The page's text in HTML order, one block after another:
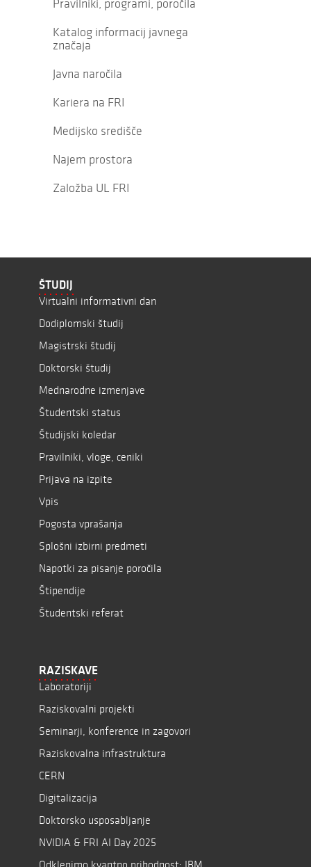
Pravilniki, programi, poročila
Katalog informacij javnega
značaja
Javna naročila
Kariera na FRI
Medijsko središče
Najem prostora
Založba UL FRI
ŠTUDIJ
Virtualni informativni dan
Dodiplomski študij
Magistrski študij
Doktorski študij
Mednarodne izmenjave
Študentski status
Študijski koledar
Pravilniki, vloge, ceniki
Prijava na izpite
Vpis
Pogosta vprašanja
Splošni izbirni predmeti
Napotki za pisanje poročila
Štipendije
Študentski referat
RAZISKAVE
Laboratoriji
Raziskovalni projekti
Seminarji, konference in zagovori
Raziskovalna infrastruktura
CERN
Digitalizacija
Doktorsko usposabljanje
NVIDIA & FRI AI Day 2025